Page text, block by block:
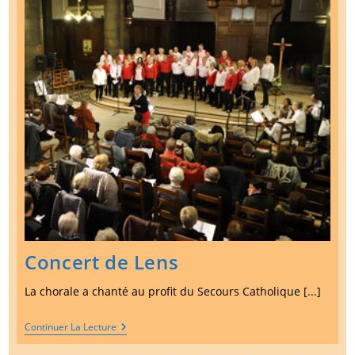
Concert de Lens
La chorale a chanté au profit du Secours Catholique [...]
Continuer La Lecture Concert
De